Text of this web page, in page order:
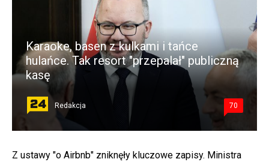
Karaoke, basen z kulkami i tańce
hulańce. Tak resort "przepalał" publiczną
kasę
Redakcja 70
Z ustawy "o Airbnb" zniknęły kluczowe zapisy. Ministra